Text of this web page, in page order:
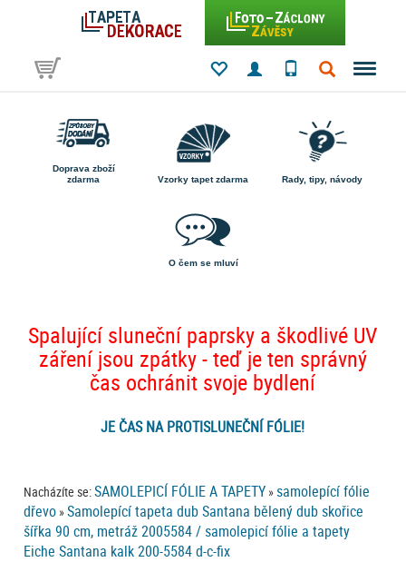
Doprava zboží
zdarma
Vzorky tapet zdarma Rady, tipy, návody
O čem se mluví
Spalující sluneční paprsky a škodlivé UV
záření jsou zpátky - teď je ten správný
čas ochránit svoje bydlení
JE ČAS NA PROTISLUNEČNÍ FÓLIE!
Nacházíte se:SAMOLEPICÍ FÓLIE A TAPETY »samolepící fólie
dřevo »Samolepící tapeta dub Santana bělený dub skořice
šířka 90 cm, metráž 2005584 / samolepicí fólie a tapety
Eiche Santana kalk 200-5584 d-c-fix